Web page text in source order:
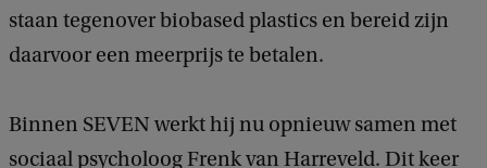
staan tegenover biobased plastics en bereid zijn
daarvoor een meerprijs te betalen.
Binnen SEVEN werkt hij nu opnieuw samen met
sociaal psycholoog Frenk van Harreveld. Dit keer